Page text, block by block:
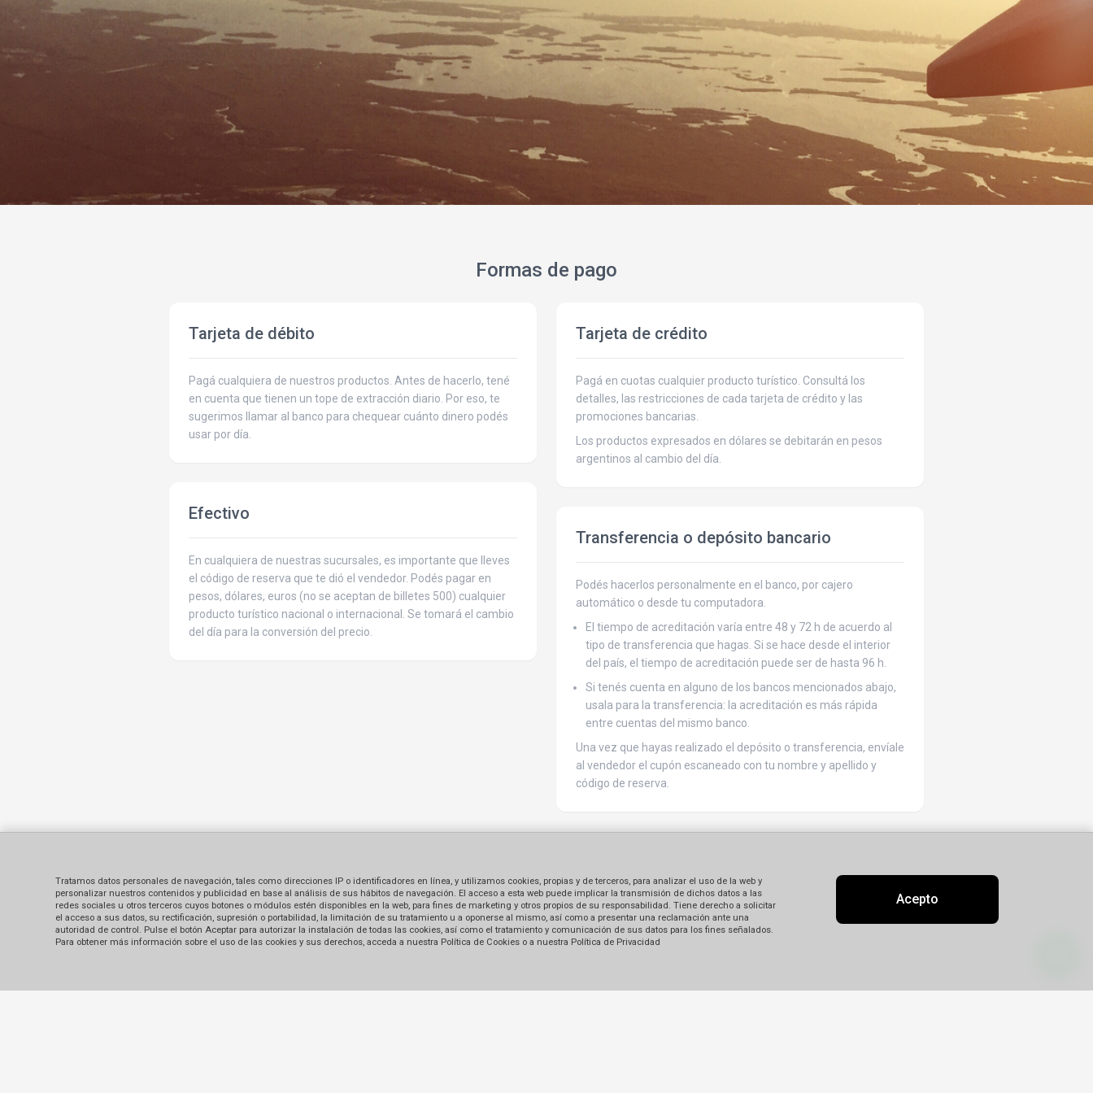
Formas de pago
Tarjeta de débito
Pagá cualquiera de nuestros productos. Antes de hacerlo, tené
en cuenta que tienen un tope de extracción diario. Por eso, te
sugerimos llamar al banco para chequear cuánto dinero podés
usar por día.
Efectivo
En cualquiera de nuestras sucursales, es importante que lleves
el código de reserva que te dió el vendedor. Podés pagar en
pesos, dólares, euros (no se aceptan de billetes 500) cualquier
producto turístico nacional o internacional. Se tomará el cambio
del día para la conversión del precio.
Tarjeta de crédito
Pagá en cuotas cualquier producto turístico. Consultá los
detalles, las restricciones de cada tarjeta de crédito y las
promociones bancarias.
Los productos expresados en dólares se debitarán en pesos
argentinos al cambio del día.
Transferencia o depósito bancario
Podés hacerlos personalmente en el banco, por cajero
automático o desde tu computadora.
El tiempo de acreditación varía entre 48 y 72 h de acuerdo al
tipo de transferencia que hagas. Si se hace desde el interior
del país, el tiempo de acreditación puede ser de hasta 96 h.
Si tenés cuenta en alguno de los bancos mencionados abajo,
usala para la transferencia: la acreditación es más rápida
entre cuentas del mismo banco.
Una vez que hayas realizado el depósito o transferencia, envíale
al vendedor el cupón escaneado con tu nombre y apellido y
código de reserva.
Tratamos datos personales de navegación, tales como direcciones IP o identificadores en línea, y utilizamos cookies, propias y de terceros, para analizar el uso de la web y
personalizar nuestros contenidos y publicidad en base al análisis de sus hábitos de navegación. El acceso a esta web puede implicar la transmisión de dichos datos a las
redes sociales u otros terceros cuyos botones o módulos estén disponibles en la web, para fines de marketing y otros propios de su responsabilidad. Tiene derecho a solicitar
el acceso a sus datos, su rectificación, supresión o portabilidad, la limitación de su tratamiento u a oponerse al mismo, así como a presentar una reclamación ante una
autoridad de control. Pulse el botón Aceptar para autorizar la instalación de todas las cookies, así como el tratamiento y comunicación de sus datos para los fines señalados.
Para obtener más información sobre el uso de las cookies y sus derechos, acceda a nuestra Política de Cookies o a nuestra Política de Privacidad
Acepto